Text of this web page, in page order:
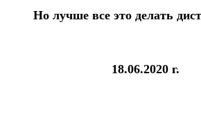
Но лучше все это делать
18.06.2020 г.